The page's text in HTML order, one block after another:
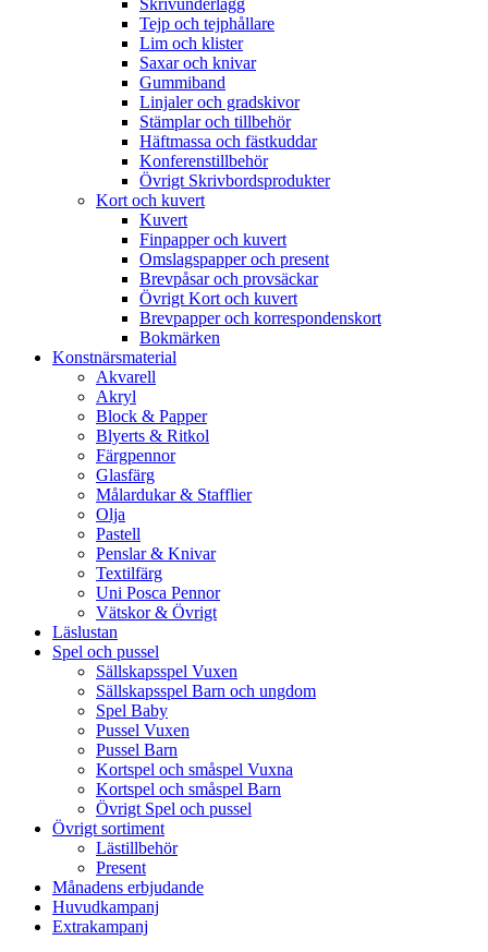
Skrivunderlägg
Tejp och tejphållare
Lim och klister
Saxar och knivar
Gummiband
Linjaler och gradskivor
Stämplar och tillbehör
Häftmassa och fästkuddar
Konferenstillbehör
Övrigt Skrivbordsprodukter
Kort och kuvert
Kuvert
Finpapper och kuvert
Omslagspapper och present
Brevpåsar och provsäckar
Övrigt Kort och kuvert
Brevpapper och korrespondenskort
Bokmärken
Konstnärsmaterial
Akvarell
Akryl
Block & Papper
Blyerts & Ritkol
Färgpennor
Glasfärg
Målardukar & Stafflier
Olja
Pastell
Penslar & Knivar
Textilfärg
Uni Posca Pennor
Vätskor & Övrigt
Läslustan
Spel och pussel
Sällskapsspel Vuxen
Sällskapsspel Barn och ungdom
Spel Baby
Pussel Vuxen
Pussel Barn
Kortspel och småspel Vuxna
Kortspel och småspel Barn
Övrigt Spel och pussel
Övrigt sortiment
Lästillbehör
Present
Månadens erbjudande
Huvudkampanj
Extrakampanj